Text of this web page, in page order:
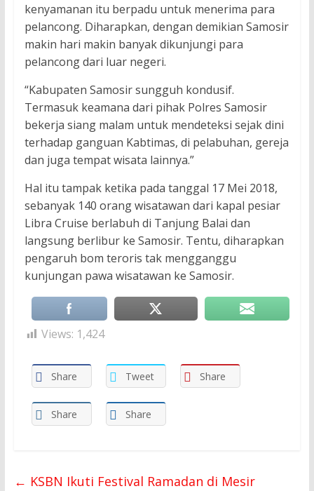
kenyamanan itu berpadu untuk menerima para
pelancong. Diharapkan, dengan demikian Samosir
makin hari makin banyak dikunjungi para
pelancong dari luar negeri.
“Kabupaten Samosir sungguh kondusif.
Termasuk keamana dari pihak Polres Samosir
bekerja siang malam untuk mendeteksi sejak dini
terhadap ganguan Kabtimas, di pelabuhan, gereja
dan juga tempat wisata lainnya.”
Hal itu tampak ketika pada tanggal 17 Mei 2018,
sebanyak 140 orang wisatawan dari kapal pesiar
Libra Cruise berlabuh di Tanjung Balai dan
langsung berlibur ke Samosir. Tentu, diharapkan
pengaruh bom teroris tak mengganggu
kunjungan pawa wisatawan ke Samosir.
Views: 1,424
Share Tweet Share
Share Share
← KSBN Ikuti Festival Ramadan di Mesir